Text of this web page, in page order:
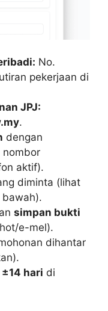
No.
pekerjaan di
JPJ:
.
dengan
nombor
aktif).
diminta (lihat
bawah).
simpan bukti
e-mel).
dihantar
hari di